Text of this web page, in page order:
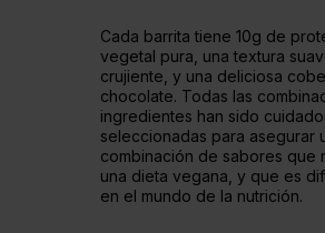
Cada barrita tiene 10g de
vegetal pura, una textura
crujiente, y una deliciosa
chocolate. Todas las
ingredientes han sido
seleccionadas para asegurar
combinación de sabores que
una dieta vegana, y que es
en el mundo de la nutrición.